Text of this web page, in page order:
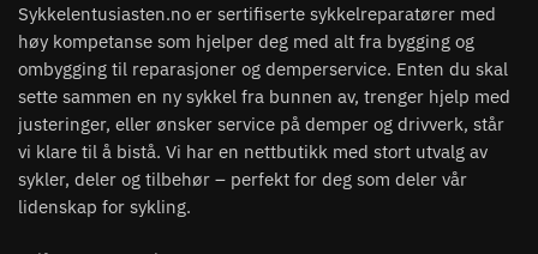
Sykkelentusiasten.no er sertifiserte sykkelreparatører med
høy kompetanse som hjelper deg med alt fra bygging og
ombygging til reparasjoner og demperservice. Enten du skal
sette sammen en ny sykkel fra bunnen av, trenger hjelp med
justeringer, eller ønsker service på demper og drivverk, står
vi klare til å bistå. Vi har en nettbutikk med stort utvalg av
sykler, deler og tilbehør – perfekt for deg som deler vår
lidenskap for sykling.